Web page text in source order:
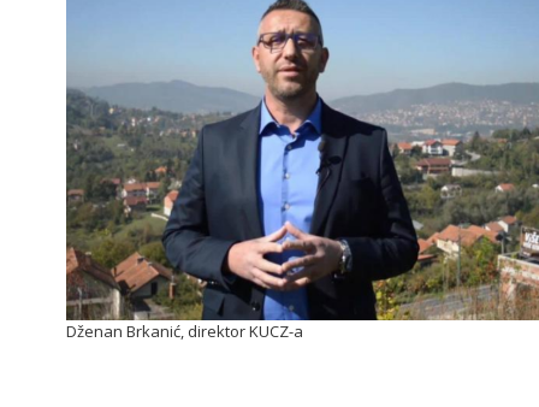
Dženan Brkanić, direktor KUCZ-a